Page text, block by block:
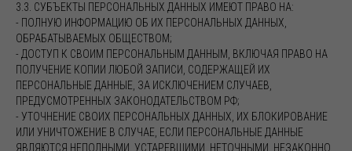
3.3. СУБЪЕКТЫ ПЕРСОНАЛЬНЫХ ДАННЫХ ИМЕЮТ ПРАВО НА:
- ПОЛНУЮ ИНФОРМАЦИЮ ОБ ИХ ПЕРСОНАЛЬНЫХ ДАННЫХ,
ОБРАБАТЫВАЕМЫХ ОБЩЕСТВОМ;
- ДОСТУП К СВОИМ ПЕРСОНАЛЬНЫМ ДАННЫМ, ВКЛЮЧАЯ ПРАВО НА
ПОЛУЧЕНИЕ КОПИИ ЛЮБОЙ ЗАПИСИ, СОДЕРЖАЩЕЙ ИХ
ПЕРСОНАЛЬНЫЕ ДАННЫЕ, ЗА ИСКЛЮЧЕНИЕМ СЛУЧАЕВ,
ПРЕДУСМОТРЕННЫХ ЗАКОНОДАТЕЛЬСТВОМ РФ;
- УТОЧНЕНИЕ СВОИХ ПЕРСОНАЛЬНЫХ ДАННЫХ, ИХ БЛОКИРОВАНИЕ
ИЛИ УНИЧТОЖЕНИЕ В СЛУЧАЕ, ЕСЛИ ПЕРСОНАЛЬНЫЕ ДАННЫЕ
ЯВЛЯЮТСЯ НЕПОЛНЫМИ, УСТАРЕВШИМИ, НЕТОЧНЫМИ, НЕЗАКОННО